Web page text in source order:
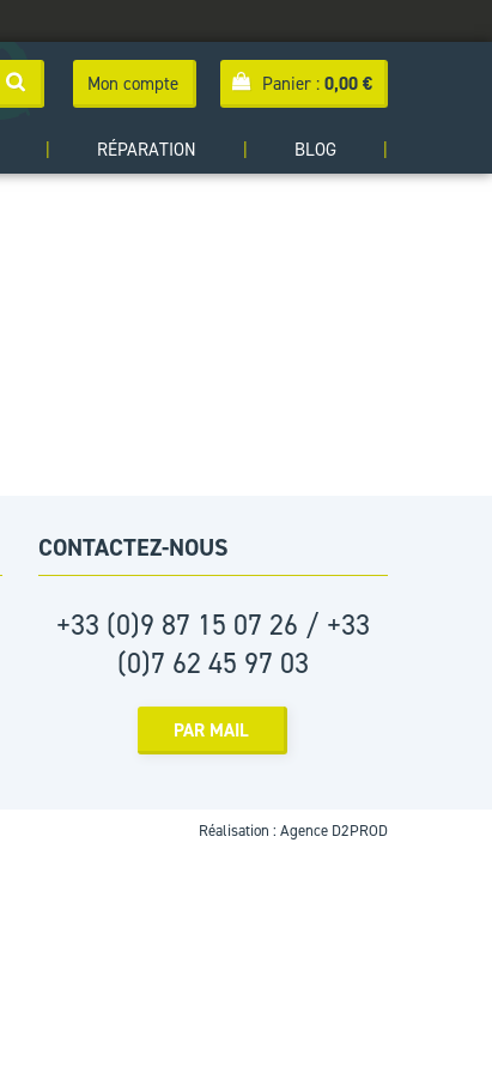
Panier : 0,00 €
Mon compte
RÉPARATION BLOG
CONTACTEZ-NOUS
+33 (0)9 87 15 07 26 / +33
(0)7 62 45 97 03
PAR MAIL
Réalisation : Agence D2PROD